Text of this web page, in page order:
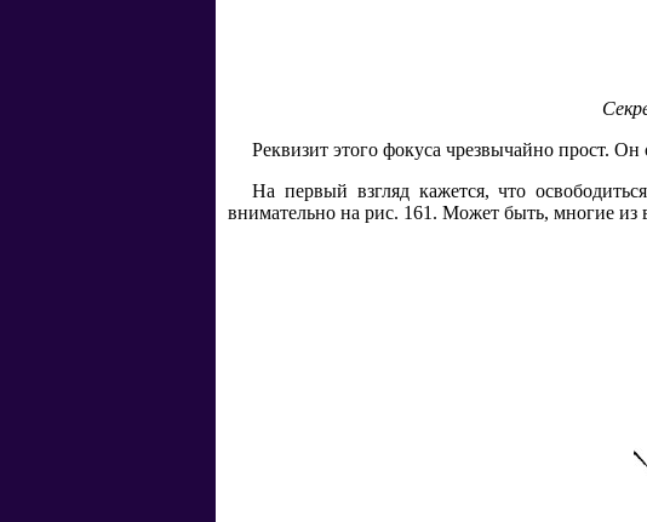
Реквизит этого фокуса чрезвычайно прост.
На первый взгляд кажется, что
внимательно на рис. 161. Может быть, многие из